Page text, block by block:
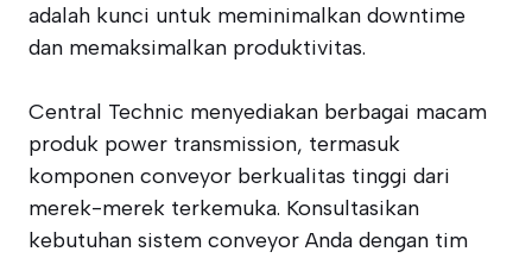
adalah kunci untuk meminimalkan downtime
dan memaksimalkan produktivitas.
Central Technic menyediakan berbagai macam
produk power transmission, termasuk
komponen conveyor berkualitas tinggi dari
merek-merek terkemuka. Konsultasikan
kebutuhan sistem conveyor Anda dengan tim